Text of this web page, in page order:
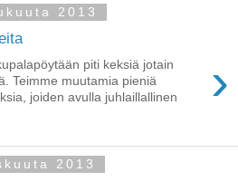
2013
›
piti keksiä jotain
Teimme muutamia pieniä
joiden avulla juhlaillallinen
2013